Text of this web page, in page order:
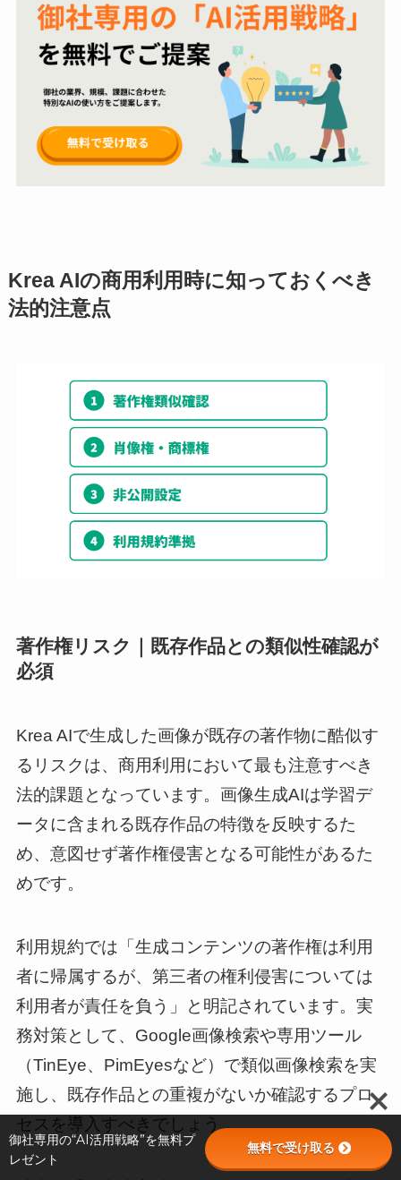
Krea AIの商用利用時に知っておくべき
法的注意点
著作権リスク｜既存作品との類似性確認が
必須
Krea AIで生成した画像が既存の著作物に酷似す
るリスクは、商用利用において最も注意すべき
法的課題となっています。画像生成AIは学習デ
ータに含まれる既存作品の特徴を反映するた
め、意図せず著作権侵害となる可能性があるた
めです。
利用規約では「生成コンテンツの著作権は利用
者に帰属するが、第三者の権利侵害については
利用者が責任を負う」と明記されています。実
務対策として、Google画像検索や専用ツール
（TinEye、PimEyesなど）で類似画像検索を実
施し、既存作品との重複がないか確認するプロ
セスを導入すべきでしょう。
御社専用の“AI活用戦略”を無料プ
レゼント
無料で受け取る